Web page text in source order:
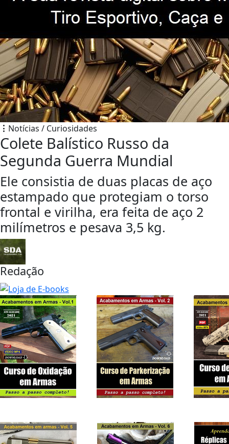
Notícias / Curiosidades
Colete Balístico Russo da
Segunda Guerra Mundial
Ele consistia de duas placas de aço
estampado que protegiam o torso
frontal e virilha, era feita de aço 2
milímetros e pesava 3,5 kg.
Redação